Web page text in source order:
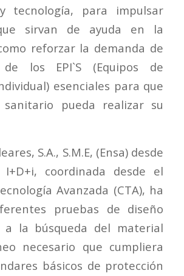
tecnología, para impulsar
sirvan de ayuda en la
reforzar la demanda de
de los EPI`S (Equipos de
esenciales para que
pueda realizar su
S.A., S.M.E, (Ensa) desde
coordinada desde el
Avanzada (CTA), ha
pruebas de diseño
a la búsqueda del material
necesario que cumpliera
básicos de protección